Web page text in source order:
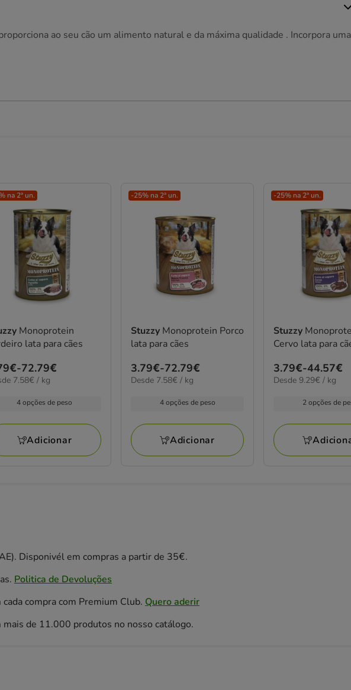
ao seu cão um alimento natural e da máxima qualidade . Incorpora uma
na 2ª un.
Monoprotein
lata para cães
-72.79€
7.58€ / kg
4 opções de peso
Adicionar
-25% na 2ª un.
Stuzzy Monoprotein Porco
lata para cães
Preço
de
72.79€
3.79€-72.79€
7.58€
Desde 7.58€ / kg
4 opções de peso
Adicionar
-25% na 2ª un.
Stuzzy
Cervo lata para
Preço
de
44.57€
3.79€-44.57€
9.29€
Desde 9.29€ / kg
2 opções de
Disponivél em compras a partir de 35€.
Politica de Devoluções
compra com Premium Club. Quero aderir
mais de 11.000 produtos no nosso catálogo.